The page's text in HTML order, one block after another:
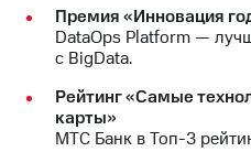
Описание
Еврооблигации-
Уведомление
погашении
именных
облигаций
Премия «Инновация
DataOps Platform —
с BigData.
Рейтинг «Самые
карты»
МТС Банк в Топ-3